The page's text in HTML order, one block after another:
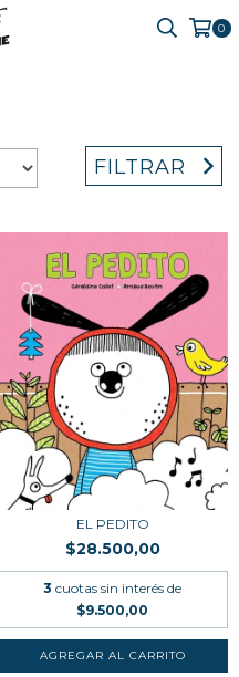
0
FILTRAR
EL PEDITO
$28.500,00
3 cuotas sin interés de
$9.500,00